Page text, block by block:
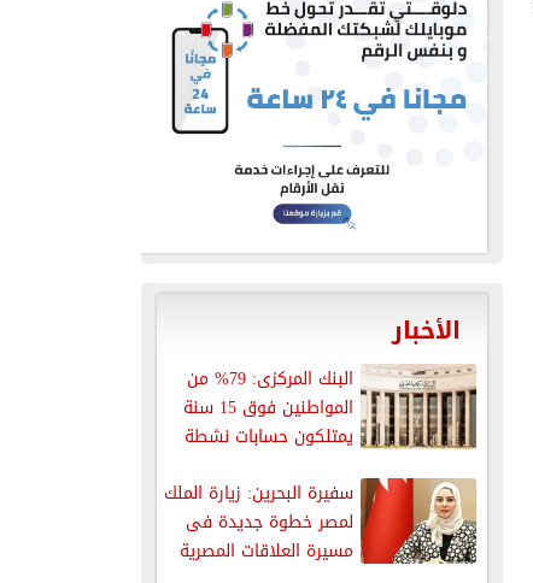
الأخبار
البنك المركزى: 79% من
المواطنين فوق 15 سنة
يمتلكون حسابات نشطة
سفيرة البحرين: زيارة الملك
لمصر خطوة جديدة فى
مسيرة العلاقات المصرية